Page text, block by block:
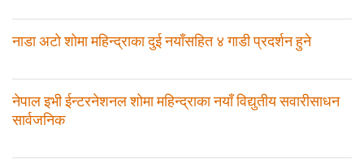
नाडा अटो शोमा महिन्द्राका दुई नयाँसहित ४ गाडी प्रदर्शन हुने
नेपाल इभी ईन्टरनेशनल शोमा महिन्द्राका नयाँ विद्युतीय सवारीसाधन
सार्वजनिक